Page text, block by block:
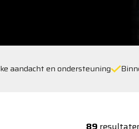
aandacht en ondersteuning